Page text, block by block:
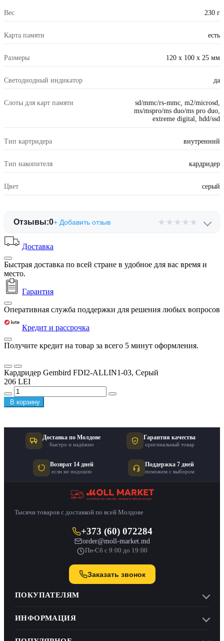
Вес 230 г
Карта памяти есть
Размеры 120 x 100 x 25 мм
Светодиодный индикатор да
Слоты для карт памяти
sd/mmc/rs-mmc, m2/microsd,
ms/mspro/ms duo/ms pro duo,
extreme digital, hdd/ssd
Тип картридера внутренний
Тип накопителя кардридер
Цвет серый
Отзывы:0+ Добавить отзыв ★ ★ ★ ★ ★
Доставка
Быстрая доставка по всей стране в удобное для вас время и
место.
Гарантия
Оперативная служба поддержки для решения любых вопросов
Кредит и рассрочка
Получите кредит на товар за всего 5 минут оформления.
Кардридер Gembird FDI2-ALLIN1-03, Серый
206 LEI
В корзину
Доставка по Молдове
быстро и надёжно
Гарантия качества
оригинальный товар
Возврат 14 дней
если не подошло
Поддержка 7 дней
поможем с выбором
Тысячи товаров с доставкой по всей Молдове
+373 (60) 072284
order@moll-market.md
Пн-Сб с 9:00 до 19:00
Заказать звонок
ПОКУПАТЕЛЯМ
ИНФОРМАЦИЯ